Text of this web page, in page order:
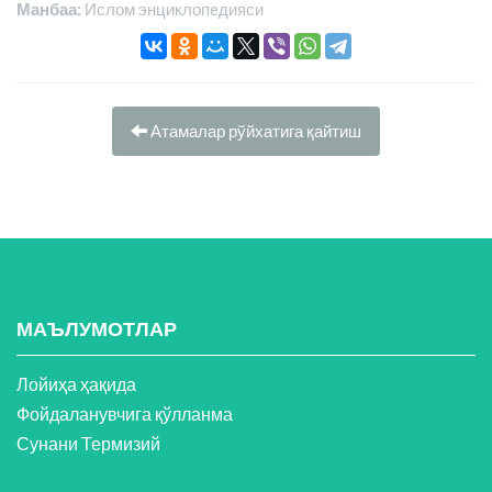
Манбаа: Ислом энциклопeдияси
Атамалар рўйхатига қайтиш
МАЪЛУМОТЛАР
Лойиҳа ҳақида
Фойдаланувчига қўлланма
Сунани Термизий